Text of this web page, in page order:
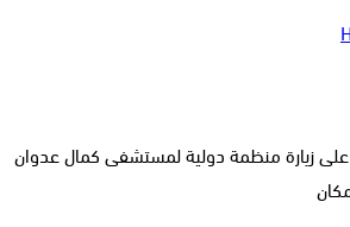
على زيارة منظمة دولية لمستشفى كمال عدوان